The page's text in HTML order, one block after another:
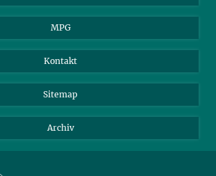
MPG
Kontakt
Sitemap
Archiv